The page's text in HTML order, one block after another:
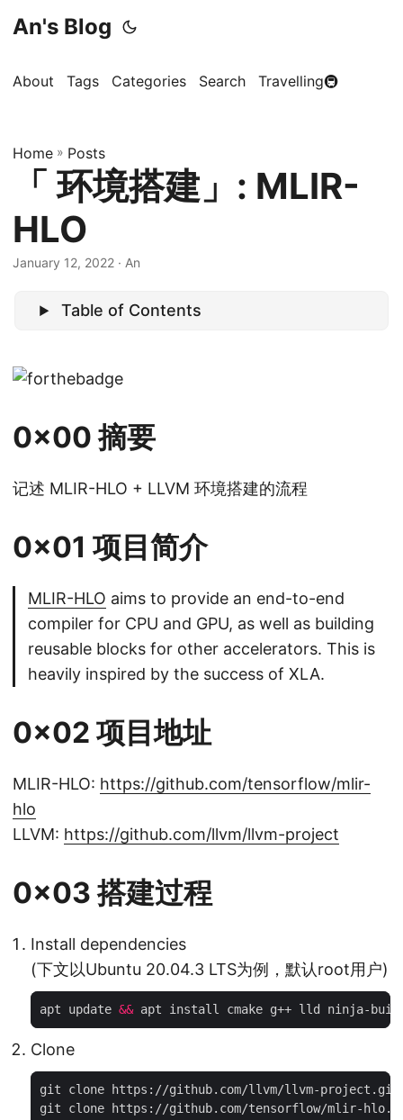
An's Blog
About Tags Categories Search Travelling🚇
Home » Posts
「 环境搭建」: MLIR-
HLO
January 12, 2022 · An
Table of Contents
0x00 摘要
记述 MLIR-HLO + LLVM 环境搭建的流程
0x01 项目简介
MLIR-HLO aims to provide an end-to-end
compiler for CPU and GPU, as well as building
reusable blocks for other accelerators. This is
heavily inspired by the success of XLA.
0x02 项目地址
MLIR-HLO: https://github.com/tensorflow/mlir-
hlo
LLVM: https://github.com/llvm/llvm-project
0x03 搭建过程
Install dependencies
(下文以Ubuntu 20.04.3 LTS为例，默认root用户)
apt update &&
Clone